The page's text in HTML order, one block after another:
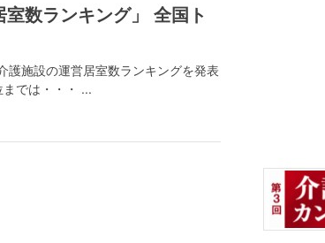
数ランキング」 全国ト
護施設の運営居室数ランキングを発表
では・・・ ...